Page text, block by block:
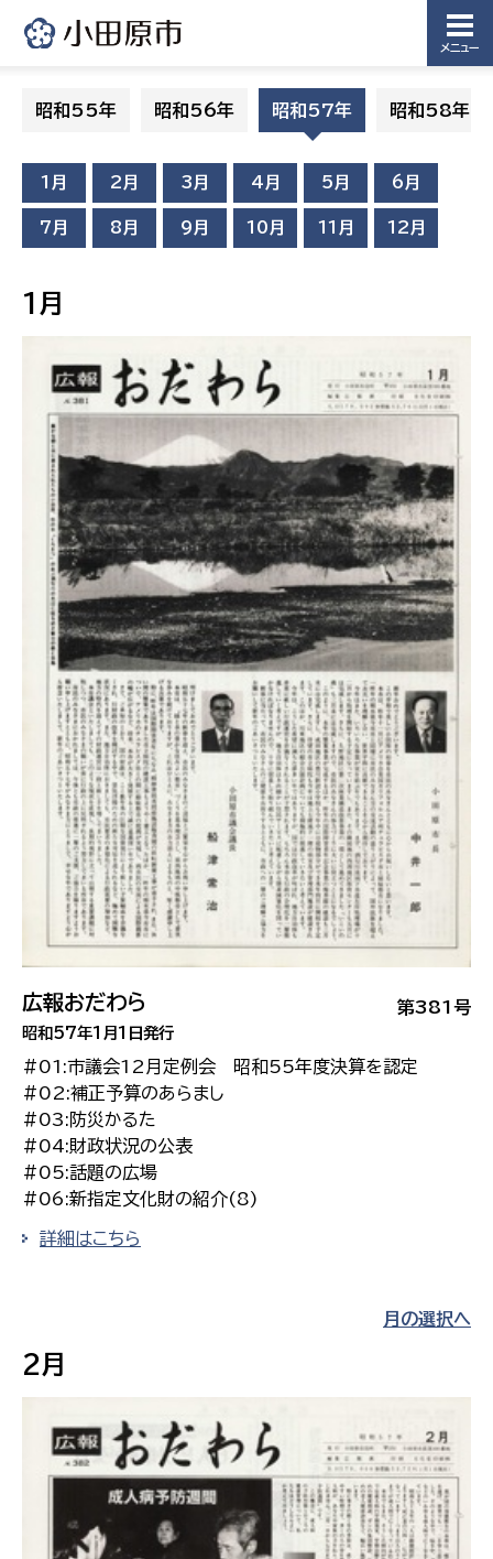
メニュー
昭和55年 昭和56年 昭和57年 昭和58年
1月 2月 3月 4月 5月 6月
7月 8月 9月 10月 11月 12月
1月
第381号
広報おだわら
昭和57年1月1日発行
#01:市議会12月定例会 昭和55年度決算を認定
#02:補正予算のあらまし
#03:防災かるた
#04:財政状況の公表
#05:話題の広場
#06:新指定文化財の紹介(8)
詳細はこちら
月の選択へ
2月